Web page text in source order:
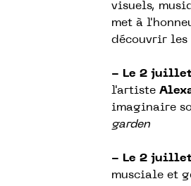
visuels,
met à
découvrir
- Le 2 juillet
l'artiste
imaginaire
garden
- Le 2 juillet
musciale et